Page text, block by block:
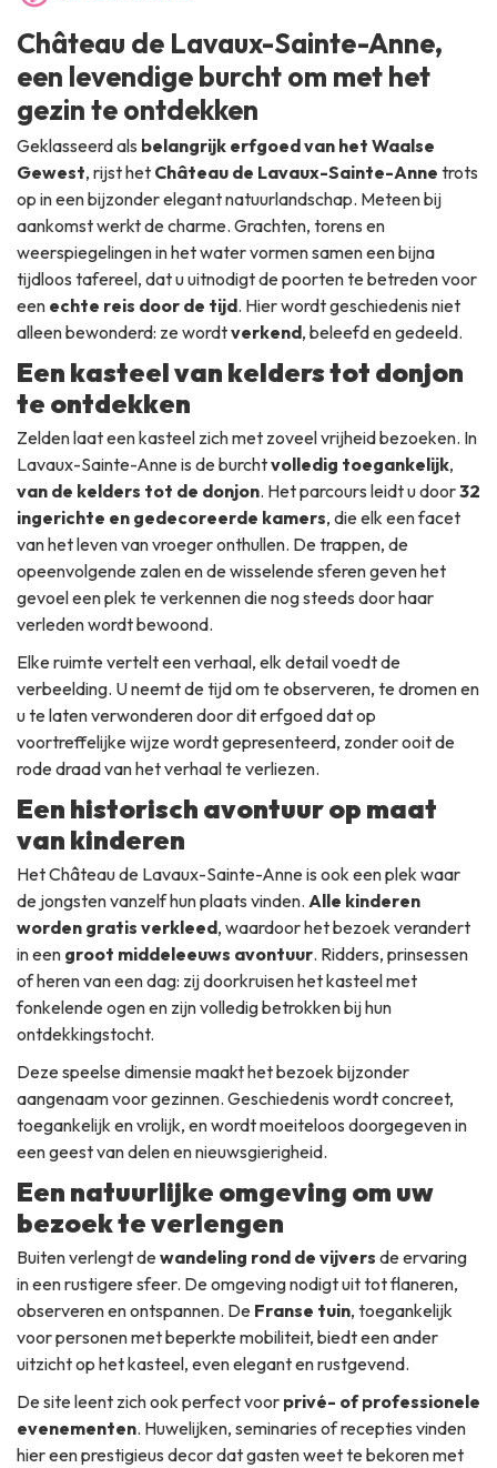
Zaterdag :10:00 -16:45
Zondag :10:00-16:45
Château de Lavaux-Sainte-Anne,
een levendige burcht om met het
gezin te ontdekken
Geklasseerd als belangrijk erfgoed van het Waalse
Gewest, rijst het Château de Lavaux-Sainte-Anne trots
op in een bijzonder elegant natuurlandschap. Meteen bij
aankomst werkt de charme. Grachten, torens en
weerspiegelingen in het water vormen samen een bijna
tijdloos tafereel, dat u uitnodigt de poorten te betreden voor
een echte reis door de tijd. Hier wordt geschiedenis niet
alleen bewonderd: ze wordtverkend, beleefd en gedeeld.
Een kasteel van kelders tot donjon
te ontdekken
Zelden laat een kasteel zich met zoveel vrijheid bezoeken. In
Lavaux-Sainte-Anne is de burchtvolledig toegankelijk,
van de kelders tot de donjon. Het parcours leidt u door32
ingerichte en gedecoreerde kamers, die elk een facet
van het leven van vroeger onthullen. De trappen, de
opeenvolgende zalen en de wisselende sferen geven het
gevoel een plek te verkennen die nog steeds door haar
verleden wordt bewoond.
Elke ruimte vertelt een verhaal, elk detail voedt de
verbeelding. U neemt de tijd om te observeren, te dromen en
u te laten verwonderen door dit erfgoed dat op
voortreffelijke wijze wordt gepresenteerd, zonder ooit de
rode draad van het verhaal te verliezen.
Een historisch avontuur op maat
van kinderen
Het Château de Lavaux-Sainte-Anne is ook een plek waar
de jongsten vanzelf hun plaats vinden. Alle kinderen
worden gratis verkleed, waardoor het bezoek verandert
in een groot middeleeuws avontuur. Ridders, prinsessen
of heren van een dag: zij doorkruisen het kasteel met
fonkelende ogen en zijn volledig betrokken bij hun
ontdekkingstocht.
Deze speelse dimensie maakt het bezoek bijzonder
aangenaam voor gezinnen. Geschiedenis wordt concreet,
toegankelijk en vrolijk, en wordt moeiteloos doorgegeven in
een geest van delen en nieuwsgierigheid.
Een natuurlijke omgeving om uw
bezoek te verlengen
Buiten verlengt dewandeling rond de vijvers de ervaring
in een rustigere sfeer. De omgeving nodigt uit tot flaneren,
observeren en ontspannen. De Franse tuin, toegankelijk
voor personen met beperkte mobiliteit, biedt een ander
uitzicht op het kasteel, even elegant en rustgevend.
De site leent zich ook perfect voor privé- of professionele
evenementen. Huwelijken, seminaries of recepties vinden
hier een prestigieus decor dat gasten weet te bekoren met